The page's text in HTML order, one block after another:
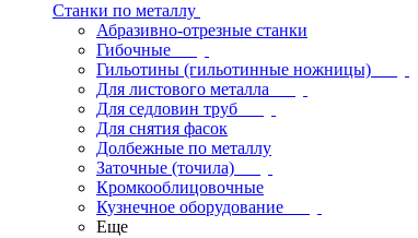
Станки по металлу
Абразивно-отрезные станки
Гибочные
Гильотины (гильотинные ножницы)
Для листового металла
Для седловин труб
Для снятия фасок
Долбежные по металлу
Заточные (точила)
Кромкооблицовочные
Кузнечное оборудование
Еще